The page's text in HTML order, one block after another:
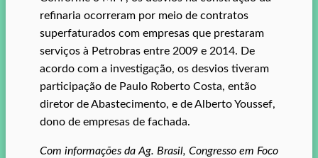
refinaria ocorreram por meio de contratos
superfaturados com empresas que prestaram
serviços à Petrobras entre 2009 e 2014. De
acordo com a investigação, os desvios tiveram
participação de Paulo Roberto Costa, então
diretor de Abastecimento, e de Alberto Youssef,
dono de empresas de fachada.
Com informações da Ag. Brasil, Congresso em Foco